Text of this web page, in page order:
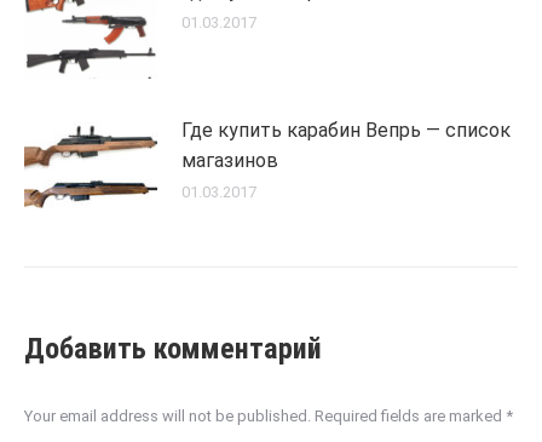
01.03.2017
Где купить карабин Вепрь — список
магазинов
01.03.2017
Добавить комментарий
Your email address will not be published. Required fields are marked *